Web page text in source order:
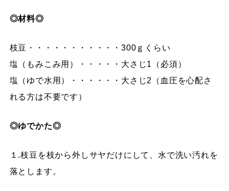
◎材料◎
枝豆・・・・・・・・・・・300ｇくらい
塩（もみこみ用）・・・・・大さじ1（必須）
塩（ゆで水用）・・・・・・大さじ2（血圧を心配さ
れる方は不要です）
◎ゆでかた◎
１.枝豆を枝から外しサヤだけにして、水で洗い汚れを
落とします。